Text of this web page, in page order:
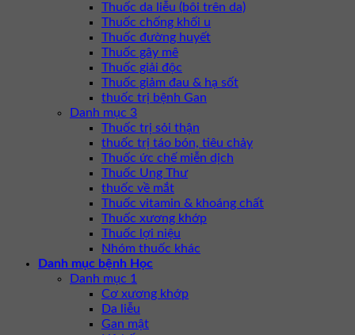
Thuốc da liễu (bôi trên da)
Thuốc chống khối u
Thuốc đường huyết
Thuốc gây mê
Thuốc giải độc
Thuốc giảm đau & hạ sốt
thuốc trị bệnh Gan
Danh mục 3
Thuốc trị sỏi thận
thuốc trị táo bón, tiêu chảy
Thuốc ức chế miễn dịch
Thuốc Ung Thư
thuốc về mắt
Thuốc vitamin & khoáng chất
Thuốc xương khớp
Thuốc lợi niệu
Nhóm thuốc khác
Danh mục bệnh Học
Danh mục 1
Cơ xương khớp
Da liễu
Gan mật